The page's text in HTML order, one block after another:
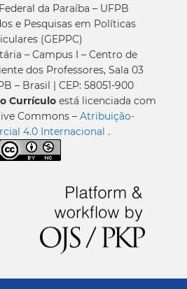
da Paraíba – UFPB
e Pesquisas em Políticas
(GEPPC)
– Campus I – Centro de
dos Professores, Sala 03
– Brasil | CEP: 58051-900
Currículo está licenciada com
Commons – Atribuição-
4.0 Internacional .